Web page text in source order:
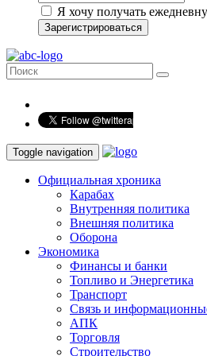
Я хочу получать
Зарегистрироваться
Toggle navigation
Официальная хроника
Карабах
Внутренняя политика
Внешняя политика
Оборона
Экономика
Финансы и банки
Топливо и Энергетика
Транспорт
Связь и
АПК
Торговля
Строительство